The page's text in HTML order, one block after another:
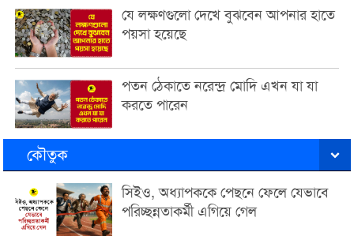
যে লক্ষণগুলো দেখে বুঝবেন আপনার হাতে
পয়সা হয়েছে
পতন ঠেকাতে নরেন্দ্র মোদি এখন যা যা
করতে পারেন
কৌতুক
সিইও, অধ্যাপককে পেছনে ফেলে যেভাবে
পরিচ্ছন্নতাকর্মী এগিয়ে গেল